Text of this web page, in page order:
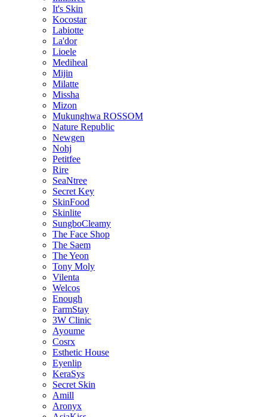
It's Skin
Kocostar
Labiotte
La'dor
Lioele
Mediheal
Mijin
Milatte
Missha
Mizon
Mukunghwa ROSSOM
Nature Republic
Newgen
Nohj
Petitfee
Rire
SeaNtree
Secret Key
SkinFood
Skinlite
SungboCleamy
The Face Shop
The Saem
The Yeon
Tony Moly
Vilenta
Welcos
Enough
FarmStay
3W Clinic
Ayoume
Cosrx
Esthetic House
Eyenlip
KeraSys
Secret Skin
Amill
Aronyx